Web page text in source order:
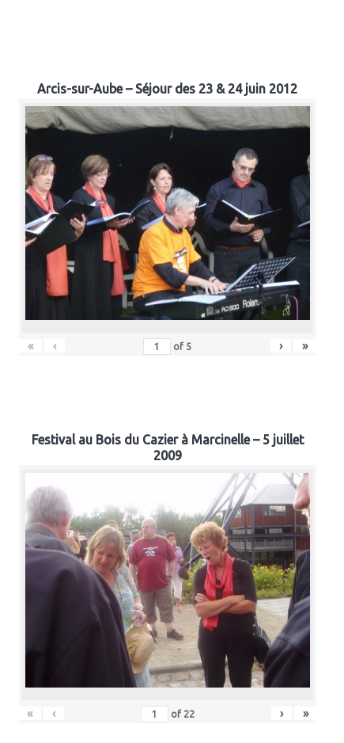
Arcis-sur-Aube – Séjour des 23 & 24 juin 2012
« ‹ of 5 › »
Festival au Bois du Cazier à Marcinelle – 5 juillet
2009
« ‹ of 22 › »